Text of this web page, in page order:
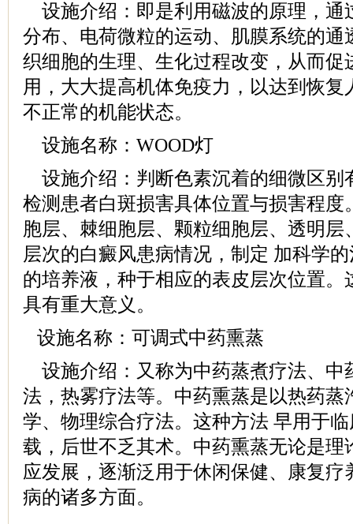
设施介绍：即是利用磁波的原理，通
分布、电荷微粒的运动、肌膜系统的通
织细胞的生理、生化过程改变，从而促
用，大大提高机体免疫力，以达到恢复
不正常的机能状态。
设施名称：WOOD灯
设施介绍：判断色素沉着的细微区别
检测患者白斑损害具体位置与损害程度
胞层、棘细胞层、颗粒细胞层、透明层
层次的白癜风患病情况，制定 加科学
的培养液，种于相应的表皮层次位置。
具有重大意义。
设施名称：可调式中药熏蒸
设施介绍：又称为中药蒸煮疗法、中
法，热雾疗法等。中药熏蒸是以热药蒸
学、物理综合疗法。这种方法 早用于
载，后世不乏其术。中药熏蒸无论是理
应发展，逐渐泛用于休闲保健、康复疗
病的诸多方面。